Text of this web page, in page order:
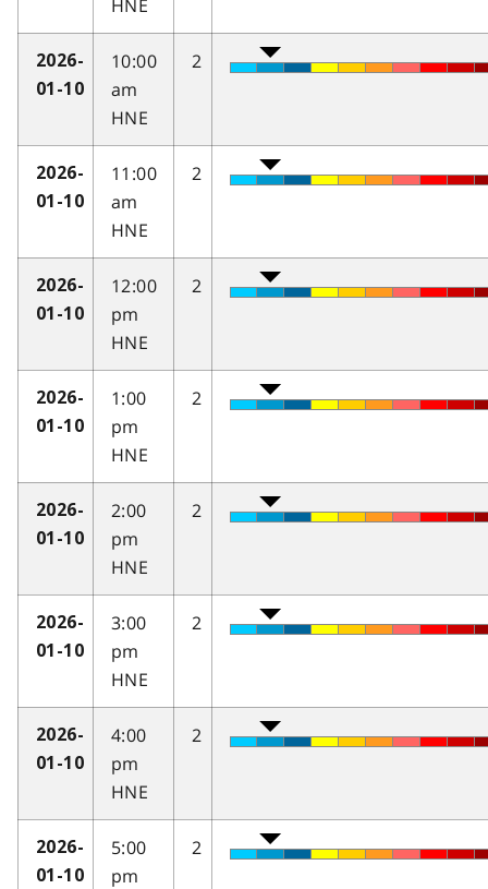
HNE
2026-
01-10
10:00
am
HNE
2
2026-
01-10
11:00
am
HNE
2
2026-
01-10
12:00
pm
HNE
2
2026-
01-10
1:00
pm
HNE
2
2026-
01-10
2:00
pm
HNE
2
2026-
01-10
3:00
pm
HNE
2
2026-
01-10
4:00
pm
HNE
2
2026-
01-10
5:00
pm
2